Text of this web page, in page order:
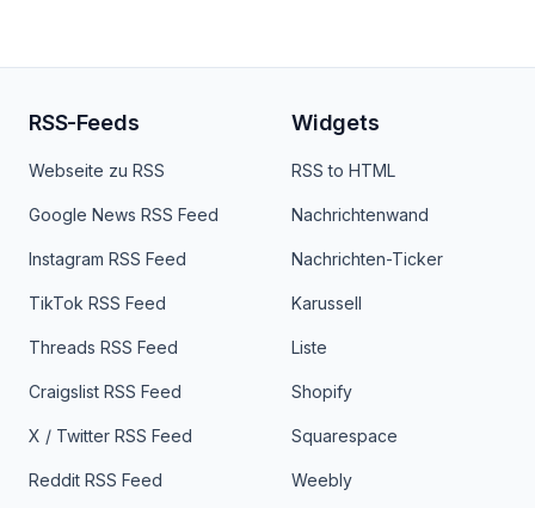
RSS-Feeds
Webseite zu RSS
Google News RSS Feed
Instagram RSS Feed
TikTok RSS Feed
Threads RSS Feed
Craigslist RSS Feed
X / Twitter RSS Feed
Reddit RSS Feed
Widgets
RSS to HTML
Nachrichtenwand
Nachrichten-Ticker
Karussell
Liste
Shopify
Squarespace
Weebly